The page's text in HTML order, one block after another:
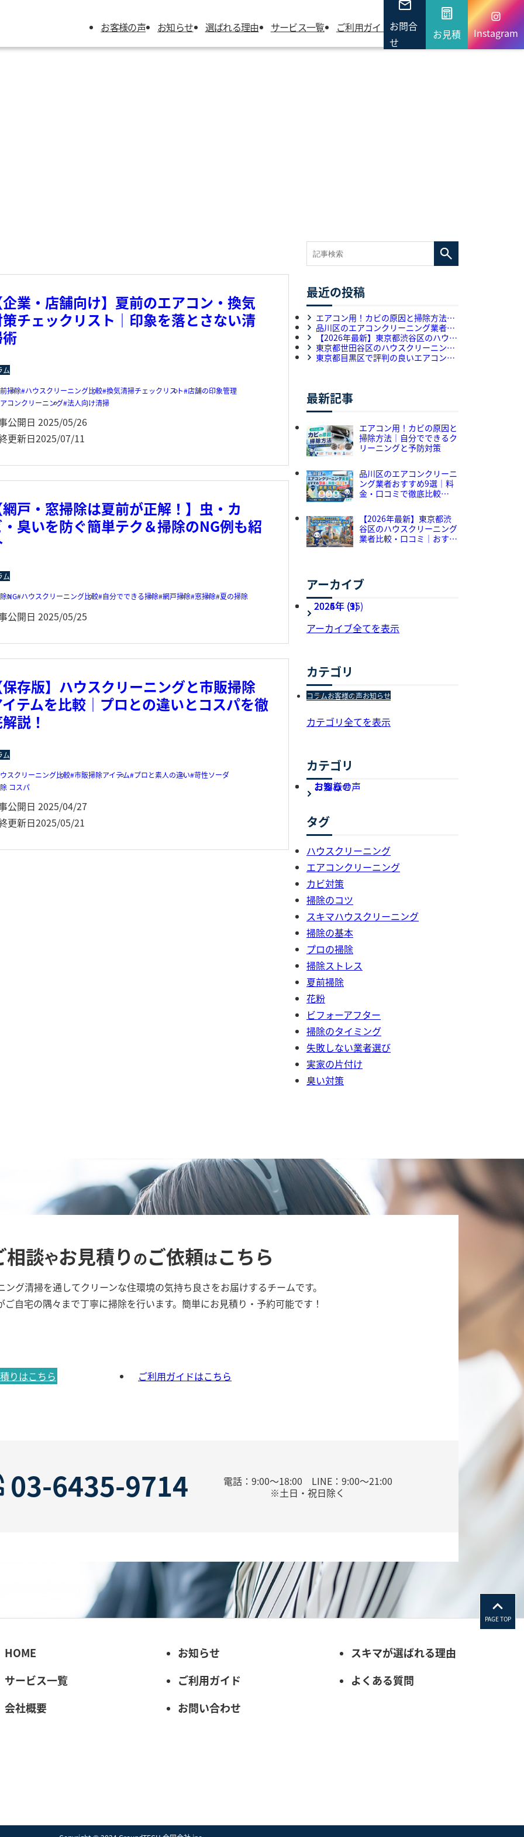
お客様の声 お知らせ 選ばれる理由 サービス一覧 ご利用ガイド よくあるご質問 会社概要
お問合
せ
お見積 Instagram
業・店舗向け】夏前のエアコン・換気
チェックリスト｜印象を落とさない清
ム
掃除 ハウスクリーニング比較 換気清掃チェックリスト 店舗の印象管理
コンクリーニング 法人向け清掃
公開日 2025/05/26
更新日2025/07/11
戸・窓掃除は夏前が正解！】虫・カ
臭いを防ぐ簡単テク＆掃除のNG例も紹
ム
NG ハウスクリーニング比較 自分でできる掃除 網戸掃除 窓掃除 夏の掃除
公開日 2025/05/25
存版】ハウスクリーニングと市販掃除
テムを比較｜プロとの違いとコスパを徹
説！
ム
スクリーニング比較 市販掃除アイテム プロと素人の違い 苛性ソーダ
コスパ
公開日 2025/04/27
更新日2025/05/21
最近の投稿
エアコン用！カビの原因と掃除方法｜
自分でできるクリーニングと予防対策
品川区のエアコンクリーニング業者お
すすめ9選｜料金・口コミで徹底比較
【2026年最新】
【2026年最新】東京都渋谷区のハウス
クリーニング業者比較・口コミ｜おす
すめ5選をプロが解説
東京都世田谷区のハウスクリーニング
専門業者選びを比較｜料金・作業内
東京都目黒区で評判の良いエアコンク
最新記事
エアコン用！カビの原因と
掃除方法｜自分でできるク
リーニングと予防対策
品川区のエアコンクリーニ
ング業者おすすめ9選｜料
金・口コミで徹底比較
【2026年最新】東京都渋
谷区のハウスクリーニング
業者比較・口コミ｜おすす
アーカイブ
2026年 (3)
2025年 (95)
2024年 (1)
アーカイブ全てを表示
カテゴリ
コラムお客様の声お知らせ
カテゴリ全てを表示
カテゴリ
お知らせ
お客様の声
コラム
タグ
ハウスクリーニング
エアコンクリーニング
カビ対策
掃除のコツ
スキマハウスクリーニング
掃除の基本
プロの掃除
掃除ストレス
夏前掃除
花粉
ビフォーアフター
掃除のタイミング
失敗しない業者選び
実家の片付け
臭い対策
相談やお見積り のご依頼はこちら
ング清掃を通してクリーンな住環境の気持ち良さをお届けするチームです。
ご自宅の隅々まで丁寧に掃除を行います。簡単にお見積り・予約可能です！
りはこちら ご利用ガイドはこちら
03-6435-9714
電話：9:00～18:00 LINE：9:00～21:00
※土日・祝日除く
PAGE TOP
HOME
サービス一覧
会社概要
お知らせ
ご利用ガイド
お問い合わせ
スキマが選ばれる理由
よくある質問